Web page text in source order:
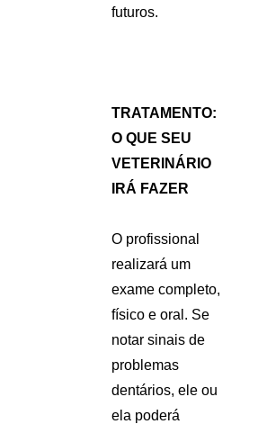
futuros.
TRATAMENTO:
O QUE SEU
VETERINÁRIO
IRÁ FAZER
O profissional
realizará um
exame completo,
físico e oral. Se
notar sinais de
problemas
dentários, ele ou
ela poderá